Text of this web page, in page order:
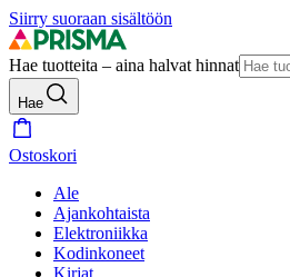
Siirry suoraan sisältöön
Hae tuotteita – aina halvat hinnat
Hae
Ostoskori
Ale
Ajankohtaista
Elektroniikka
Kodinkoneet
Kirjat